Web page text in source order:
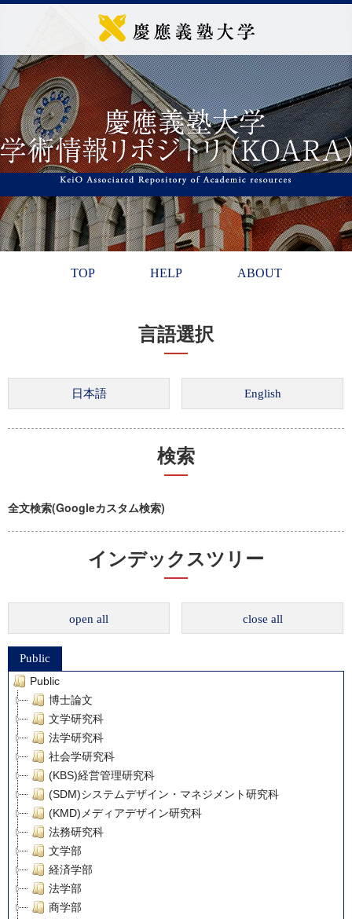
TOP HELP ABOUT
言語選択
検索
全文検索(Googleカスタム検索)
インデックスツリー
open all close all
Public
Public
博士論文
文学研究科
法学研究科
社会学研究科
(KBS)経営管理研究科
(SDM)システムデザイン・マネジメント研究科
(KMD)メディアデザイン研究科
法務研究科
文学部
経済学部
法学部
商学部